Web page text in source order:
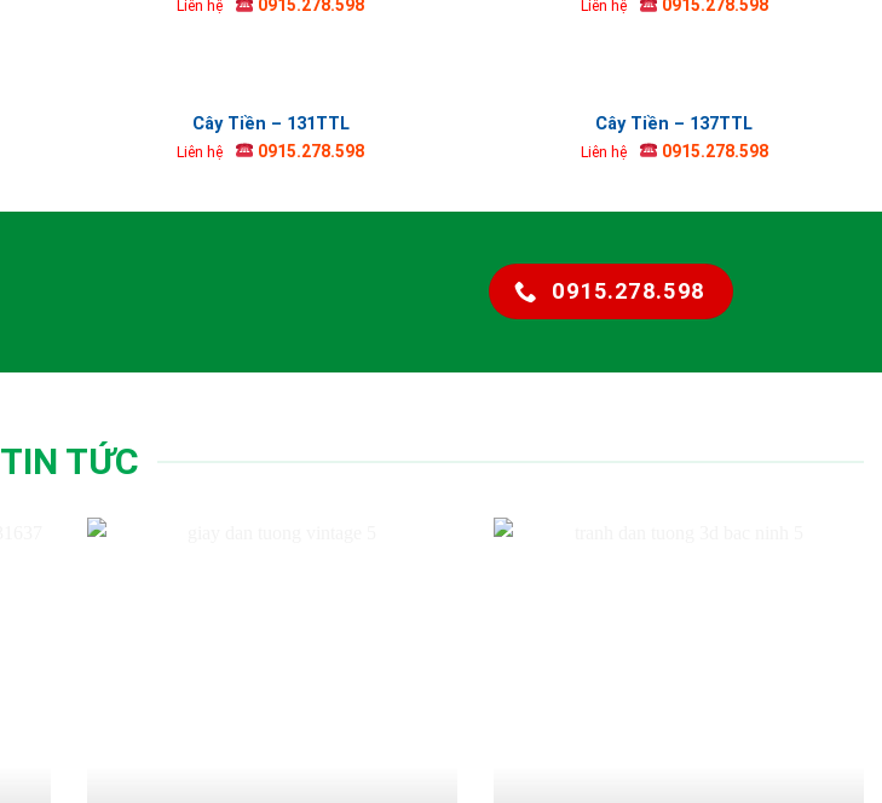
Liên hệ 0915.278.598 Liên hệ 0915.278.598
Cây Tiền – 131TTL
Liên hệ 0915.278.598
Cây Tiền – 137TTL
Liên hệ 0915.278.598
0915.278.598
TIN TỨC